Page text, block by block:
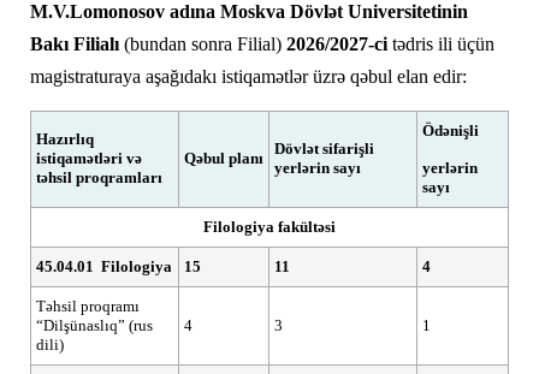
M.V.Lomonosov adına Moskva Dövlət Universitetinin
Bakı Filialı (bundan sonra Filial) 2026/2027-ci tədris ili üçün
magistraturaya aşağıdakı istiqamətlər üzrə qəbul elan edir:
Hazırlıq
istiqamətləri və
təhsil proqramları
Qəbul planı
Dövlət sifarişli
yerlərin sayı
Ödənişli
yerlərin
sayı
Filologiya fakültəsi
45.04.01 Filologiya 15 11 4
Təhsil proqramı
“Dilşünaslıq” (rus
dili)
4 3 1